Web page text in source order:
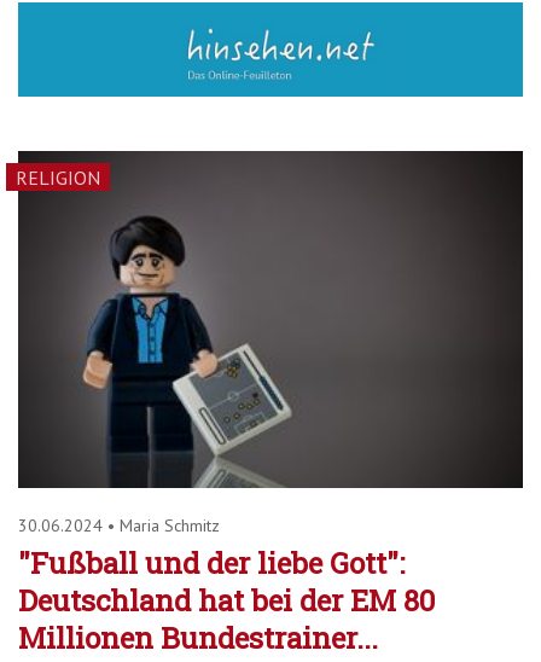
RELIGION
30.06.2024 • Maria Schmitz
"Fußball und der liebe Gott":
Deutschland hat bei der EM 80
Millionen Bundestrainer...